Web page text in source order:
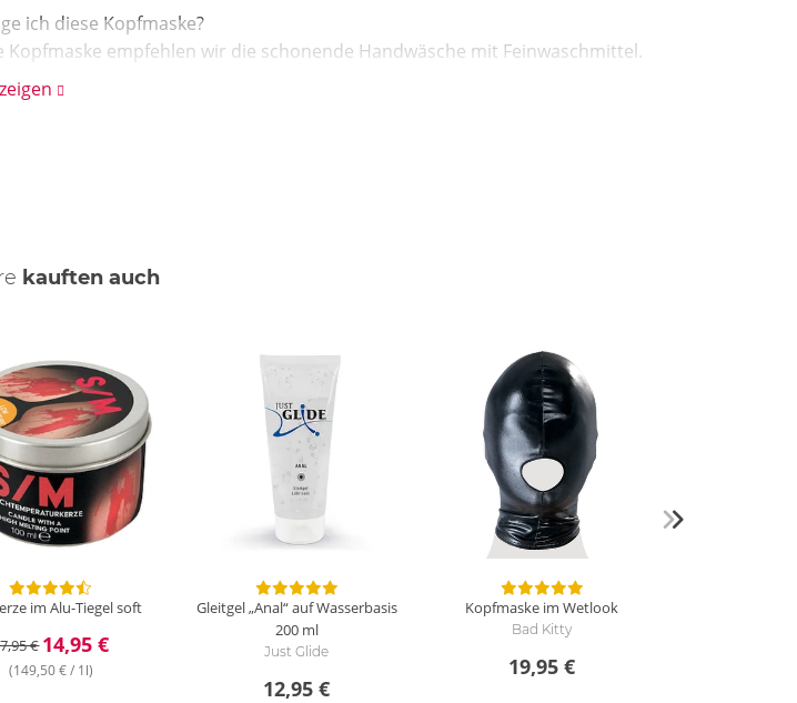
ich diese Kopfmaske?
Kopfmaske empfehlen wir die schonende Handwäsche mit Feinwaschmittel.
kauften auch
im Alu-Tiegelsoft
€14,95 €
(149,50 € / 1l)
Gleitgel „Anal“ auf Wasserbasis
200 ml
Just Glide
12,95 €
Kopfmaske im Wetlook
Bad Kitty
19,95 €